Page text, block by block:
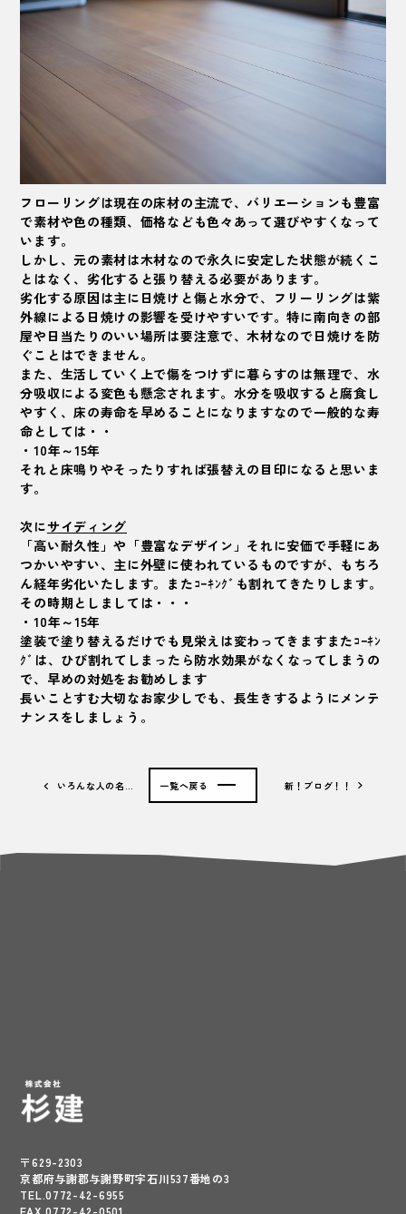
フローリングは現在の床材の主流で、バリエーションも豊富
で素材や色の種類、価格なども色々あって選びやすくなって
います。
しかし、元の素材は木材なので永久に安定した状態が続くこ
とはなく、劣化すると張り替える必要があります。
劣化する原因は主に日焼けと傷と水分で、フリーリングは紫
外線による日焼けの影響を受けやすいです。特に南向きの部
屋や日当たりのいい場所は要注意で、木材なので日焼けを防
ぐことはできません。
また、生活していく上で傷をつけずに暮らすのは無理で、水
分吸収による変色も懸念されます。水分を吸収すると腐食し
やすく、床の寿命を早めることになりますなので一般的な寿
命としては・・
・10年～15年
それと床鳴りやそったりすれば張替えの目印になると思いま
す。
次にサイディング
「高い耐久性」や「豊富なデザイン」それに安価で手軽にあ
つかいやすい、主に外壁に使われているものですが、もちろ
ん経年劣化いたします。またｺｰｷﾝｸﾞも割れてきたりします。
その時期としましては・・・
・10年～15年
塗装で塗り替えるだけでも見栄えは変わってきますまたｺｰｷﾝ
ｸﾞは、ひび割れてしまったら防水効果がなくなってしまうの
で、早めの対処をお勧めします
長いことすむ大切なお家少しでも、長生きするようにメンテ
ナンスをしましょう。
いろんな人の名… 新！ブログ！！
一覧へ戻る
〒629-2303
京都府与謝郡与謝野町字石川537番地の3
TEL.0772-42-6955
FAX.0772-42-0501